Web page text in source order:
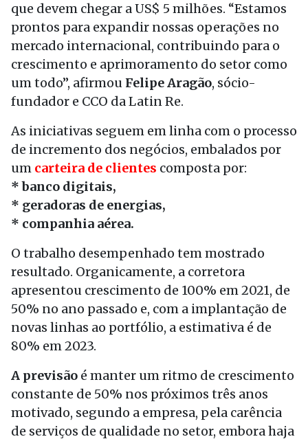
que devem chegar a US$ 5 milhões. “Estamos
prontos para expandir nossas operações no
mercado internacional, contribuindo para o
crescimento e aprimoramento do setor como
um todo”, afirmou Felipe Aragão, sócio-
fundador e CCO da Latin Re.
As iniciativas seguem em linha com o processo
de incremento dos negócios, embalados por
um carteira de clientes composta por:
* banco digitais,
* geradoras de energias,
* companhia aérea.
O trabalho desempenhado tem mostrado
resultado. Organicamente, a corretora
apresentou crescimento de 100% em 2021, de
50% no ano passado e, com a implantação de
novas linhas ao portfólio, a estimativa é de
80% em 2023.
A previsão é manter um ritmo de crescimento
constante de 50% nos próximos três anos
motivado, segundo a empresa, pela carência
de serviços de qualidade no setor, embora haja